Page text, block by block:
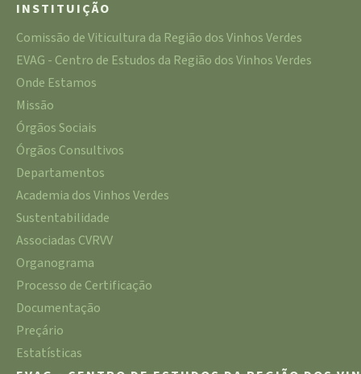
INSTITUIÇÃO
Comissão de Viticultura da Região dos Vinhos Verdes
EVAG - Centro de Estudos da Região dos Vinhos Verdes
Onde Estamos
Missão
Órgãos Sociais
Órgãos Consultivos
Departamentos
Academia dos Vinhos Verdes
Sustentabilidade
Associadas CVRVV
Organograma
Processo de Certificação
Documentação
Preçário
Estatísticas